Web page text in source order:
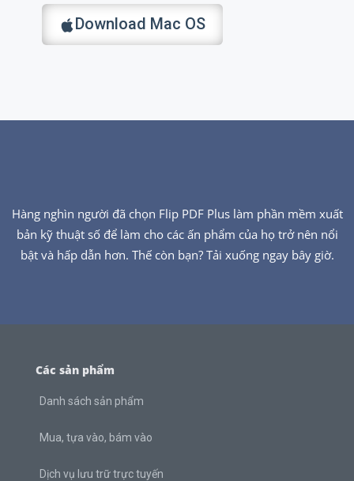
Download Mac OS
Hàng nghìn người đã chọn Flip PDF Plus làm phần mềm xuất
bản kỹ thuật số để làm cho các ấn phẩm của họ trở nên nổi
bật và hấp dẫn hơn. Thế còn bạn? Tải xuống ngay bây giờ.
Các sản phẩm
Danh sách sản phẩm
Mua, tựa vào, bám vào
Dịch vụ lưu trữ trực tuyến